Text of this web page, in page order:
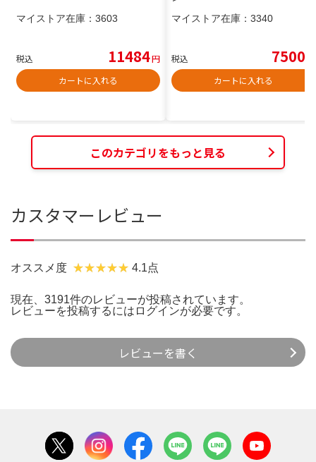
マイストア在庫： 3603
税込 11484円
カートに入れる
マイストア在庫： 3340
税込 7500
カートに入れる
このカテゴリをもっと見る
カスタマーレビュー
オススメ度 4.1点
現在、3191件のレビューが投稿されています。
レビューを投稿するには ログインが必要です。
レビューを書く